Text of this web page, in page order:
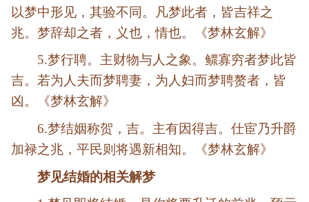
以梦中形见，其验不同。凡梦此者，皆吉祥之
兆。梦辞却之者，义也，情也。《梦林玄解》
5.梦行聘。主财物与人之象。鳏寡穷者梦此皆
吉。若为人夫而梦聘妻，为人妇而梦聘赘者，皆
凶。《梦林玄解》
6.梦结姻称贺，吉。主有因得吉。仕宦乃升爵
加禄之兆，平民则将遇新相知。《梦林玄解》
梦见结婚的相关解梦